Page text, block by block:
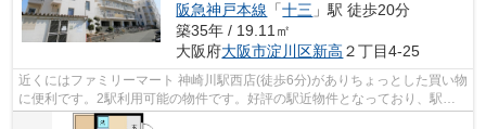
阪急神戸本線 「十三 」駅 徒歩20分
築35年 / 19.11㎡
大阪府大阪市淀川区新高 ２丁目4-25
近くにはファミリーマート 神崎川駅西店(徒歩6分)がありちょっとした買い物
に便利です。2駅利用可能の物件です。好評の駅近物件となっており、駅よ
り徒歩6分に立地しています。こちら...